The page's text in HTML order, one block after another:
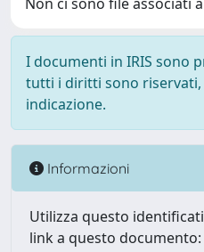
I documenti in IRIS sono
tutti i diritti sono riservati,
indicazione.
Informazioni
Utilizza questo
link a questo documento: